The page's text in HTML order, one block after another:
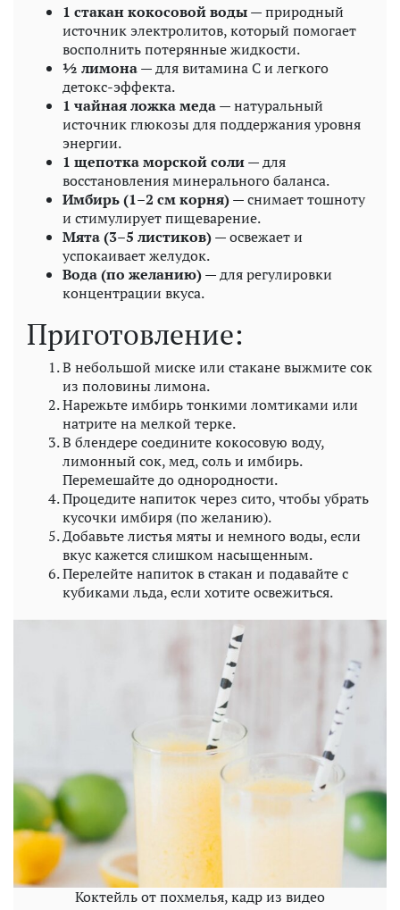
1 стакан кокосовой воды— природный
источник электролитов, который помогает
восполнить потерянные жидкости.
½ лимона— для витамина C и легкого
детокс-эффекта.
1 чайная ложка меда— натуральный
источник глюкозы для поддержания уровня
энергии.
1 щепотка морской соли— для
восстановления минерального баланса.
Имбирь (1–2 см корня)— снимает тошноту
и стимулирует пищеварение.
Мята (3–5 листиков)— освежает и
успокаивает желудок.
Вода (по желанию)— для регулировки
концентрации вкуса.
Приготовление:
В небольшой миске или стакане выжмите сок
из половины лимона.
Нарежьте имбирь тонкими ломтиками или
натрите на мелкой терке.
В блендере соедините кокосовую воду,
лимонный сок, мед, соль и имбирь.
Перемешайте до однородности.
Процедите напиток через сито, чтобы убрать
кусочки имбиря (по желанию).
Добавьте листья мяты и немного воды, если
вкус кажется слишком насыщенным.
Перелейте напиток в стакан и подавайте с
кубиками льда, если хотите освежиться.
Коктейль от похмелья, кадр из видео